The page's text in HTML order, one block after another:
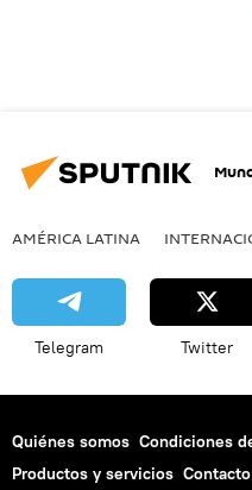
AMÉRICA LATINA
Telegram Twitter
Quiénes somos Condiciones
Productos y servicios Contacto